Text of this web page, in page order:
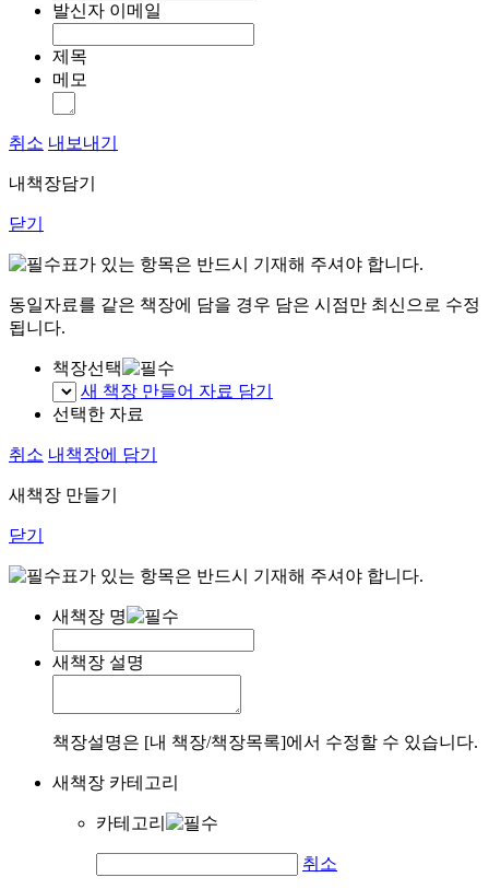
발신자 이메일
제목
메모
취소 내보내기
내책장담기
닫기
표가 있는 항목은 반드시 기재해 주셔야 합니다.
동일자료를 같은 책장에 담을 경우 담은 시점만 최신으로 수정
됩니다.
책장선택
새 책장 만들어 자료 담기
선택한 자료
취소 내책장에 담기
새책장 만들기
닫기
표가 있는 항목은 반드시 기재해 주셔야 합니다.
새책장 명
새책장 설명
책장설명은 [내 책장/책장목록]에서 수정할 수 있습니다.
새책장 카테고리
카테고리
취소